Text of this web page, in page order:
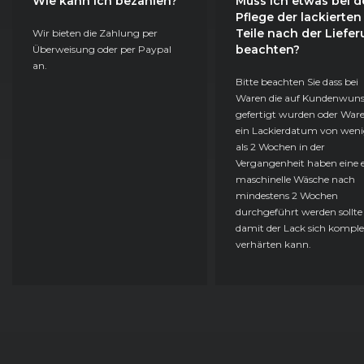
Wir bieten die Zahlung per
Überweisung oder per Paypal
an.
Pflege der lackierten
Teile nach der
beachten?
Bitte beachten Sie dass bei
Waren die auf
gefertigt wurden oder
ein Lackierdatum von
als 2 Wochen in der
Vergangenheit haben eine
maschinelle Wäsche nach
mindestens 2 Wochen
durchgeführt werden sollte
damit der Lack sich
verhärten kann.